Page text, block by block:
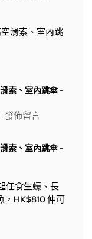
滑索、室內跳
索、室內跳傘 -
發佈留言
索、室內跳傘 -
任食生蠔、長
，HK$810 仲可